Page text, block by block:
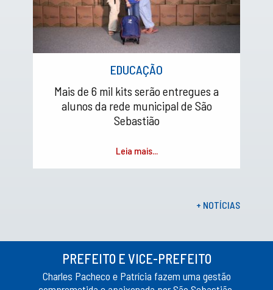
EDUCAÇÃO
Mais de 6 mil kits serão entregues a
alunos da rede municipal de São
Sebastião
Leia mais...
+ NOTÍCIAS
PREFEITO E VICE-PREFEITO
Charles Pacheco e Patrícia fazem uma gestão